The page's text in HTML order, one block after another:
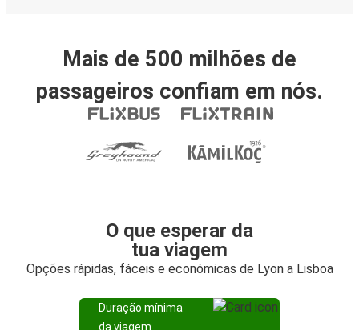
Mais de 500 milhões de
passageiros confiam em nós.
O que esperar da
tua viagem
Opções rápidas, fáceis e económicas de Lyon a Lisboa
Duração mínima
da viagem